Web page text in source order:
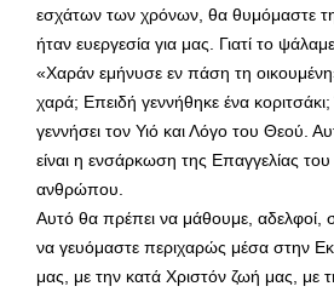
εσχάτων των χρόνων, θα θυμόμαστε τη
ήταν ευεργεσία για μας. Γιατί το
«Χαράν εμήνυσε εν πάση τη
χαρά; Επειδή γεννήθηκε ένα κοριτσάκι;
γεννήσει τον Υιό και Λόγο του Θεού.
είναι η ενσάρκωση της Επαγγελίας
ανθρώπου.
Αυτό θα πρέπει να μάθουμε, αδελφοί,
να γευόμαστε περιχαρώς μέσα στην
μας, με την κατά Χριστόν ζωή μας, με